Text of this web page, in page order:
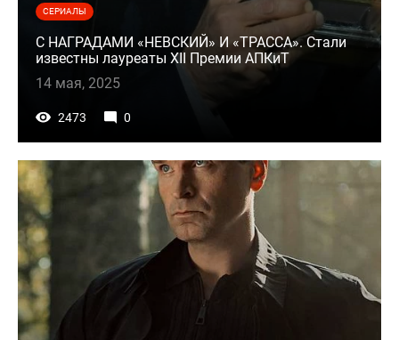
СЕРИАЛЫ
С НАГРАДАМИ «НЕВСКИЙ» И «ТРАССА». Стали
известны лауреаты XII Премии АПКиТ
14 мая, 2025
2473 0